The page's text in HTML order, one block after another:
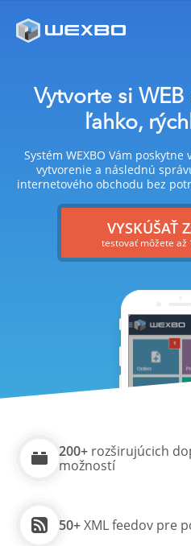
Vytvorte si
ľahko,
Systém WEXBO Vám
vytvorenie a následnú
internetového obchodu bez
VYSKÚŠAŤ
testovať môžete až
200+ rozširujúcich
možností
50+XML feedov pre